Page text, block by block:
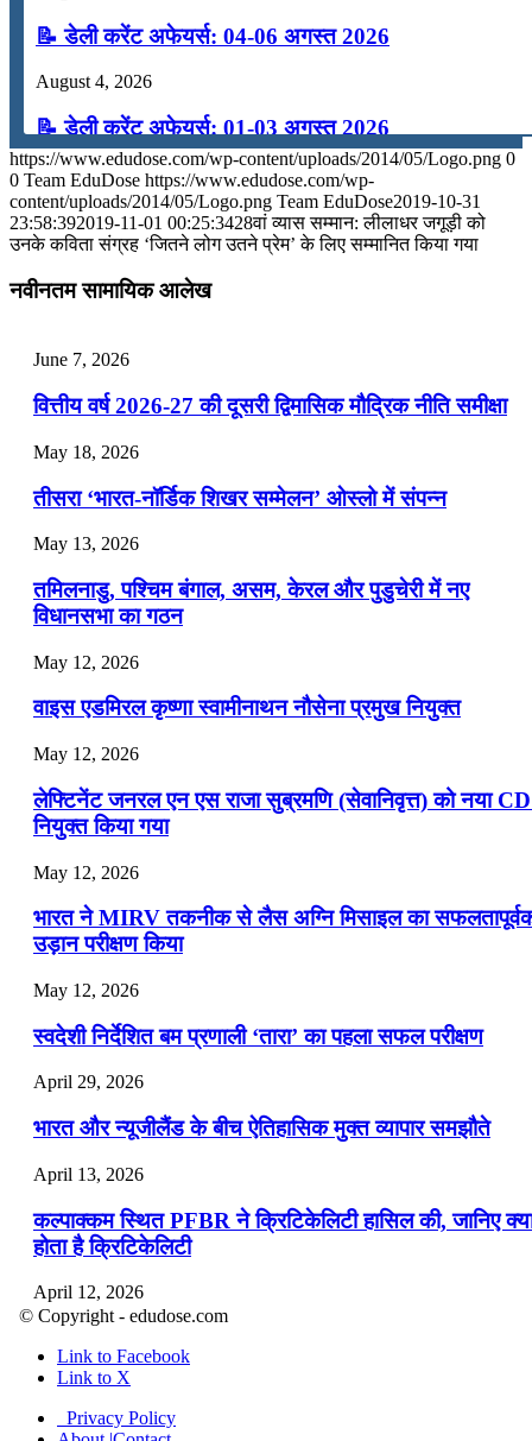
📝 डेली करेंट अफेयर्स: 04-06 अगस्त 2026
August 4, 2026
📝 डेली करेंट अफेयर्स: 01-03 अगस्त 2026
July 31, 2026
📝 डेली करेंट अफेयर्स: 28-31 जुलाई 2026
July 25, 2026
📝 डेली करेंट अफेयर्स: 22-24 जुलाई 2026
July 22, 2026
📝 डेली करेंट अफेयर्स: 19-21 जुलाई 2026
July 19, 2026
📝 डेली करेंट अफेयर्स: 16-18 जुलाई 2026
https://www.edudose.com/wp-content/uploads/2014/05/Logo.png 0
0 Team EduDose https://www.edudose.com/wp-
content/uploads/2014/05/Logo.png Team EduDose2019-10-31
23:58:392019-11-01 00:25:3428वां व्‍यास सम्‍मान: लीलाधर जगूड़ी को
उनके कविता संग्रह ‘जितने लोग उतने प्रेम’ के लिए सम्मानित किया गया
नवीनतम सामायिक आलेख
June 7, 2026
वित्तीय वर्ष 2026-27 की दूसरी द्विमासिक मौद्रिक नीति समीक्षा
May 18, 2026
तीसरा ‘भारत-नॉर्डिक शिखर सम्मेलन’ ओस्लो में संपन्न
May 13, 2026
तमिलनाडु, पश्चिम बंगाल, असम, केरल और पुडुचेरी में नए
विधानसभा का गठन
May 12, 2026
वाइस एडमिरल कृष्णा स्वामीनाथन नौसेना प्रमुख नियुक्त
May 12, 2026
लेफ्टिनेंट जनरल एन एस राजा सुब्रमणि (सेवानिवृत्त) को नया
नियुक्त किया गया
May 12, 2026
भारत ने MIRV तकनीक से लैस अग्नि मिसाइल का
उड़ान परीक्षण किया
May 12, 2026
स्वदेशी निर्देशित बम प्रणाली ‘तारा’ का पहला सफल परीक्षण
April 29, 2026
भारत और न्यूजीलैंड के बीच ऐतिहासिक मुक्त व्यापार समझौते
April 13, 2026
कल्पाक्कम स्थित PFBR ने क्रिटिकेलिटी हासिल की, जानिए
होता है क्रिटिकेलिटी
April 12, 2026
April 9, 2026
नासा का आर्टेमिस-2 मिशन: मनुष्य एक बार फिर से चंद्रमा के
© Copyright - edudose.com
Link to Facebook
Link to X
Privacy Policy